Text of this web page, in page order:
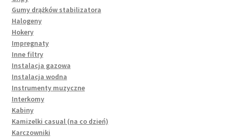
Gumy drążków stabilizatora
Halogeny
Hokery
Impregnaty
Inne filtry
Instalacja gazowa
Instalacja wodna
Instrumenty muzyczne
Interkomy
Kabiny
Kamizelki casual (na co dzień)
Karczowniki